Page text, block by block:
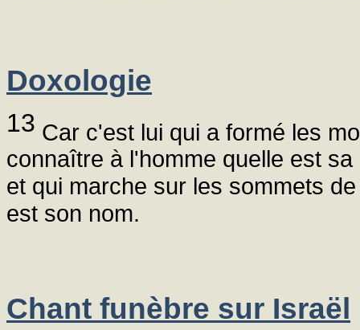
Doxologie
13 Car c'est lui qui a formé les
connaître à l'homme quelle est
et qui marche sur les sommets
est son nom.
Chant funèbre sur Israël